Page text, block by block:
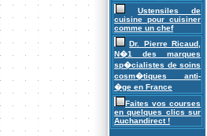
Ustensiles de
cuisine pour cuisiner
comme un chef
Dr. Pierre Ricaud,
N�1 des marques
sp�cialistes de soins
cosm�tiques anti-
�ge en France
Faites vos courses
en quelques clics sur
Auchandirect !